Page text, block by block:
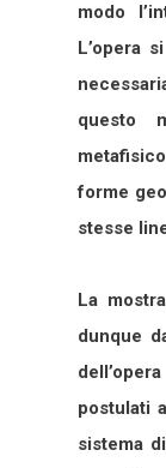
modo
L’opera
questo
forme
stesse
La
dunque
postulati
sistema